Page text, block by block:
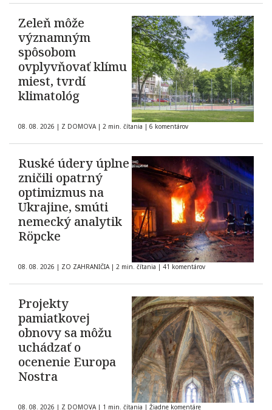
Zeleň môže
významným
spôsobom
ovplyvňovať klímu
miest, tvrdí
klimatológ
08. 08. 2026 | Z DOMOVA | 2 min. čítania | 6 komentárov
Ruské údery úplne
zničili opatrný
optimizmus na
Ukrajine, smúti
nemecký analytik
Röpcke
08. 08. 2026 | ZO ZAHRANIČIA | 2 min. čítania | 41 komentárov
Projekty
pamiatkovej
obnovy sa môžu
uchádzať o
ocenenie Europa
Nostra
08. 08. 2026 | Z DOMOVA | 1 min. čítania | Žiadne komentáre